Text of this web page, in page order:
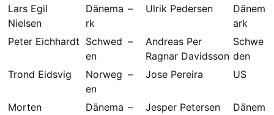
Lars Egil
Nielsen
Dänema
rk
– Ulrik Pedersen
Dänem
ark
Peter Eichhardt Schwed
en
–
Andreas Per
Ragnar Davidsson
Schwe
den
Trond Eidsvig
Norweg
en
– Jose Pereira US
Morten
Dänema – Jesper Petersen
Dänem